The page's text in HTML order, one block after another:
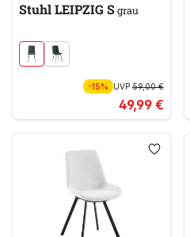
Stuhl LEIPZIG Sgrau
-15% UVP 59,00 €
49,99 €